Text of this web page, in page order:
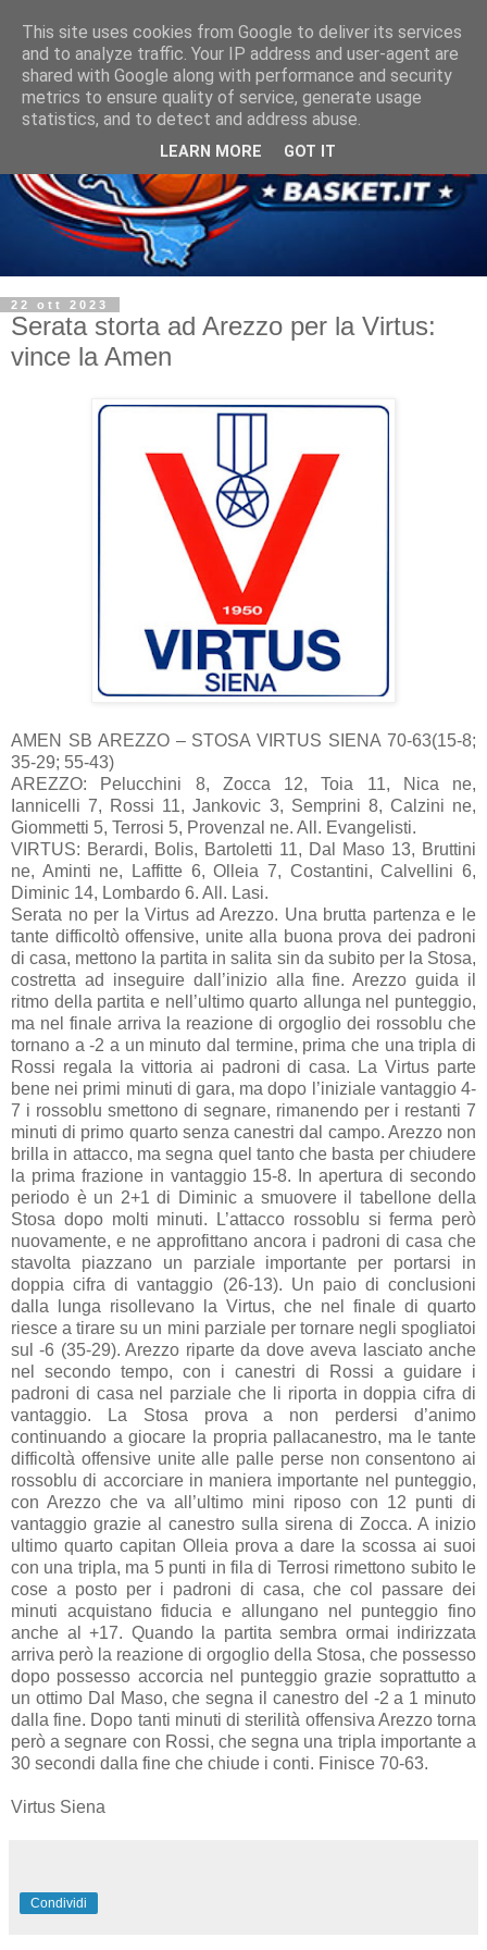
22 ott 2023
Serata storta ad Arezzo per la Virtus:
vince la Amen
AMEN SB AREZZO – STOSA VIRTUS SIENA 70-63(15-8;
35-29; 55-43)
AREZZO: Pelucchini 8, Zocca 12, Toia 11, Nica ne,
Iannicelli 7, Rossi 11, Jankovic 3, Semprini 8, Calzini ne,
Giommetti 5, Terrosi 5, Provenzal ne. All. Evangelisti.
VIRTUS: Berardi, Bolis, Bartoletti 11, Dal Maso 13, Bruttini
ne, Aminti ne, Laffitte 6, Olleia 7, Costantini, Calvellini 6,
Diminic 14, Lombardo 6. All. Lasi.
Serata no per la Virtus ad Arezzo. Una brutta partenza e le
tante difficoltò offensive, unite alla buona prova dei padroni
di casa, mettono la partita in salita sin da subito per la Stosa,
costretta ad inseguire dall’inizio alla fine. Arezzo guida il
ritmo della partita e nell’ultimo quarto allunga nel punteggio,
ma nel finale arriva la reazione di orgoglio dei rossoblu che
tornano a -2 a un minuto dal termine, prima che una tripla di
Rossi regala la vittoria ai padroni di casa. La Virtus parte
bene nei primi minuti di gara, ma dopo l’iniziale vantaggio 4-
7 i rossoblu smettono di segnare, rimanendo per i restanti 7
minuti di primo quarto senza canestri dal campo. Arezzo non
brilla in attacco, ma segna quel tanto che basta per chiudere
la prima frazione in vantaggio 15-8. In apertura di secondo
periodo è un 2+1 di Diminic a smuovere il tabellone della
Stosa dopo molti minuti. L’attacco rossoblu si ferma però
nuovamente, e ne approfittano ancora i padroni di casa che
stavolta piazzano un parziale importante per portarsi in
doppia cifra di vantaggio (26-13). Un paio di conclusioni
dalla lunga risollevano la Virtus, che nel finale di quarto
riesce a tirare su un mini parziale per tornare negli spogliatoi
sul -6 (35-29). Arezzo riparte da dove aveva lasciato anche
nel secondo tempo, con i canestri di Rossi a guidare i
padroni di casa nel parziale che li riporta in doppia cifra di
vantaggio. La Stosa prova a non perdersi d’animo
continuando a giocare la propria pallacanestro, ma le tante
difficoltà offensive unite alle palle perse non consentono ai
rossoblu di accorciare in maniera importante nel punteggio,
con Arezzo che va all’ultimo mini riposo con 12 punti di
vantaggio grazie al canestro sulla sirena di Zocca. A inizio
ultimo quarto capitan Olleia prova a dare la scossa ai suoi
con una tripla, ma 5 punti in fila di Terrosi rimettono subito le
cose a posto per i padroni di casa, che col passare dei
minuti acquistano fiducia e allungano nel punteggio fino
anche al +17. Quando la partita sembra ormai indirizzata
arriva però la reazione di orgoglio della Stosa, che possesso
dopo possesso accorcia nel punteggio grazie soprattutto a
un ottimo Dal Maso, che segna il canestro del -2 a 1 minuto
dalla fine. Dopo tanti minuti di sterilità offensiva Arezzo torna
però a segnare con Rossi, che segna una tripla importante a
30 secondi dalla fine che chiude i conti. Finisce 70-63.
Virtus Siena
Condividi
This site uses cookies from Google to deliver its services
and to analyze traffic. Your IP address and user-agent are
shared with Google along with performance and security
metrics to ensure quality of service, generate usage
statistics, and to detect and address abuse.
LEARN MORE GOT IT